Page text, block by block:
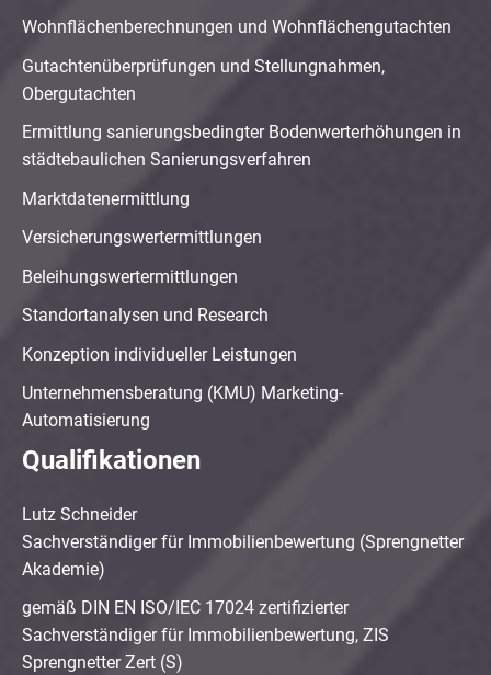
Wohnflächenberechnungen und Wohnflächengutachten
Gutachtenüberprüfungen und Stellungnahmen,
Obergutachten
Ermittlung sanierungsbedingter Bodenwerterhöhungen in
städtebaulichen Sanierungsverfahren
Marktdatenermittlung
Versicherungswertermittlungen
Beleihungswertermittlungen
Standortanalysen und Research
Konzeption individueller Leistungen
Unternehmensberatung (KMU) Marketing-
Automatisierung
Qualifikationen
Lutz Schneider
Sachverständiger für Immobilienbewertung (Sprengnetter
Akademie)
gemäß DIN EN ISO/IEC 17024 zertifizierter
Sachverständiger für Immobilienbewertung, ZIS
Sprengnetter Zert (S)